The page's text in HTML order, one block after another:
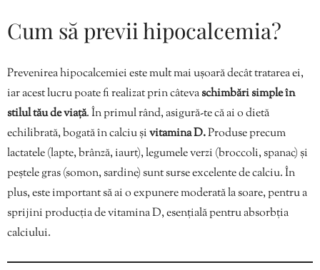
Cum să previi hipocalcemia?
Prevenirea hipocalcemiei este mult mai ușoară decât tratarea ei,
iar acest lucru poate fi realizat prin câtevaschimbări simple în
stilul tău de viață. În primul rând, asigură-te că ai o dietă
echilibrată, bogată în calciu șivitamina D.Produse precum
lactatele (lapte, brânză, iaurt), legumele verzi (broccoli, spanac) și
peștele gras (somon, sardine) sunt surse excelente de calciu. În
plus, este important să ai o expunere moderată la soare, pentru a
sprijini producția de vitamina D, esențială pentru absorbția
calciului.